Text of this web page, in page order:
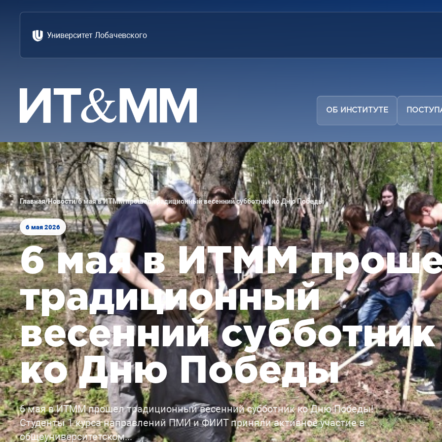
Университет Лобачевского
ОБ ИНСТИТУТЕ
Главная/Новости/6 мая в ИТММ прошел традиционный весенний субботник ко Дню Победы
6 мая 2026
6 мая в ИТММ
традиционный
весенний субботник
ко Дню Победы
6 мая в ИТММ прошел традиционный весенний субботник ко Дню Победы!
Студенты 1 курса направлений ПМИ и ФИИТ приняли активное участие в
общеуниверситетском...